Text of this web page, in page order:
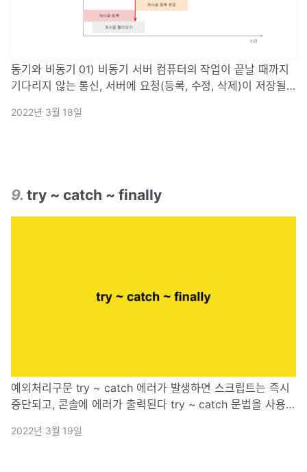
동기와 비동기 01) 비동기 서버 컴퓨터의 작업이 끝날 때까지
기다리지 않는 통신, 서버에 요청(등록, 수정, 삭제)이 저장될
기다려줄 필요가 없으므로 여러 가지 요청을 동시에 처리해줄
2022년 3월 18일
9. try ~ catch ~ finally
예외처리구문 try ~ catch 에러가 발생하면 스크립트는 즉시
중단되고, 콘솔에 에러가 출력된다 try ~ catch 문법을 사용하
2022년 3월 19일